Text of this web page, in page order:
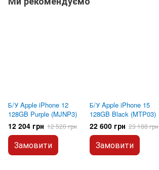
Б/У Apple iPhone 12
128GB Purple (MJNP3)
12 204 грн 12 520 грн
Замовити
Б/У Apple iPhone 15
128GB Black (MTP03)
22 600 грн 23 188 грн
Замовити